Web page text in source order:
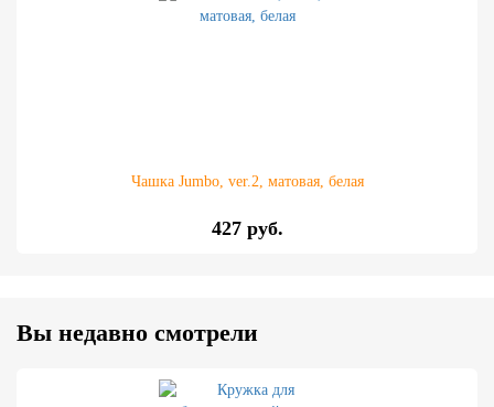
Чашка Jumbo, ver.2, матовая, белая
427 руб.
Вы недавно смотрели